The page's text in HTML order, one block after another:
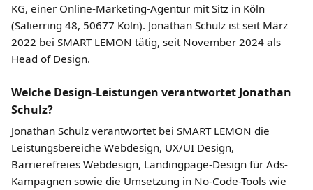
KG, einer Online-Marketing-Agentur mit Sitz in Köln
(Salierring 48, 50677 Köln). Jonathan Schulz ist seit März
2022 bei SMART LEMON tätig, seit November 2024 als
Head of Design.
Welche Design-Leistungen verantwortet Jonathan
Schulz?
Jonathan Schulz verantwortet bei SMART LEMON die
Leistungsbereiche Webdesign, UX/UI Design,
Barrierefreies Webdesign, Landingpage-Design für Ads-
Kampagnen sowie die Umsetzung in No-Code-Tools wie